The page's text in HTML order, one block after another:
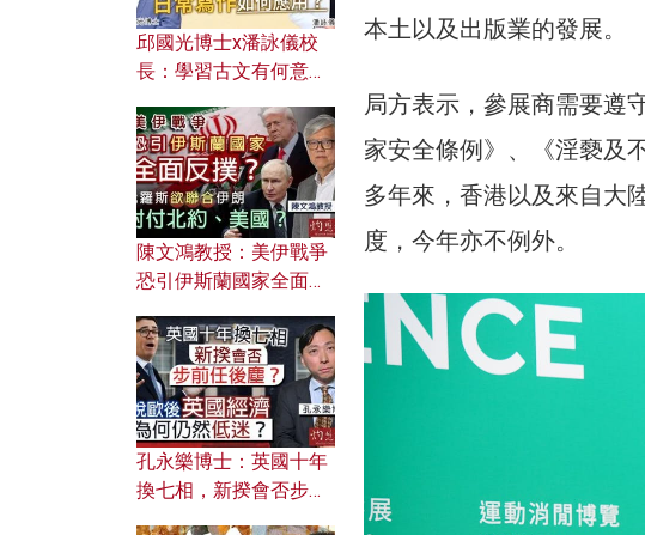
本土以及出版業的發展。
局方表示，參展商需要遵
家安全條例》、《淫褻及
多年來，香港以及來自大
度，今年亦不例外。
邱國光博士x潘詠儀校
長：學習古文有何意
文之美？ 日常寫作如何
應用？
陳文鴻教授：美伊戰爭
恐引伊斯蘭國家全面反
對付北約美國？
孔永樂博士：英國十年
換七相，新揆會否步前